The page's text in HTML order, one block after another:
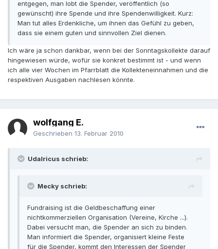
entgegen, man lobt die Spender, veröffentlich (so
gewünscht) ihre Spende und ihre Spendenwilligkeit. Kurz:
Man tut alles Erdenkliche, um ihnen das Gefühl zu geben,
dass sie einem guten und sinnvollen Ziel dienen.
Ich wäre ja schon dankbar, wenn bei der Sonntagskollekte darauf
hingewiesen würde, wofür sie konkret bestimmt ist - und wenn
ich alle vier Wochen im Pfarrblatt die Kollekteneinnahmen und die
respektiven Ausgaben nachlesen könnte.
wolfgang E.
Geschrieben 13. Februar 2010
Udalricus schrieb:
Mecky schrieb:
Fundraising ist die Geldbeschaffung einer
nichtkommerziellen Organisation (Vereine, Kirche ...).
Dabei versucht man, die Spender an sich zu binden.
Man informiert die Spender, organisiert kleine Feste
für die Spender, kommt den Interessen der Spender